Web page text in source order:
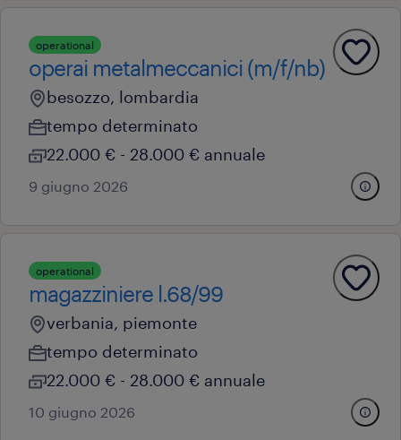
operational
operai metalmeccanici (m/f/nb)
besozzo, lombardia
tempo determinato
22.000 € - 28.000 € annuale
9 giugno 2026
operational
magazziniere l.68/99
verbania, piemonte
tempo determinato
22.000 € - 28.000 € annuale
10 giugno 2026